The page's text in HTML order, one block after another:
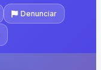
Denunciar